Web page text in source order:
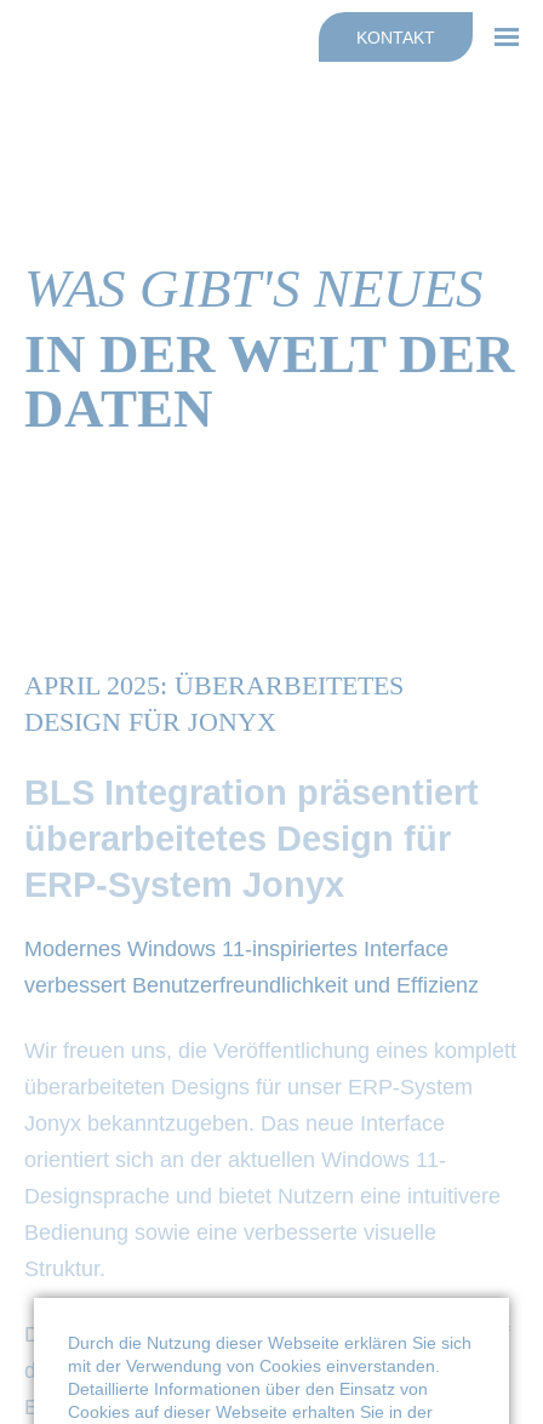
JONYX für Dienstleister
KONTAKT
WAS GIBT'S NEUES
IN DER WELT DER
DATEN
APRIL 2025: ÜBERARBEITETES
DESIGN FÜR JONYX
BLS Integration präsentiert
überarbeitetes Design für
ERP-System Jonyx
Modernes Windows 11-inspiriertes Interface
verbessert Benutzerfreundlichkeit und Effizienz
Wir freuen uns, die Veröffentlichung eines komplett
überarbeiteten Designs für unser ERP-System
Jonyx bekanntzugeben. Das neue Interface
orientiert sich an der aktuellen Windows 11-
Designsprache und bietet Nutzern eine intuitivere
Bedienung sowie eine verbesserte visuelle
Struktur.
Die Neugestaltung von Jonyx wurde mit Fokus auf
drei Kernbereiche entwickelt: verbesserte
Ergonomie, einfachere Einarbeitung und Nutzung
Durch die Nutzung dieser Webseite erklären Sie sich
mit der Verwendung von Cookies einverstanden.
Detaillierte Informationen über den Einsatz von
Cookies auf dieser Webseite erhalten Sie in der